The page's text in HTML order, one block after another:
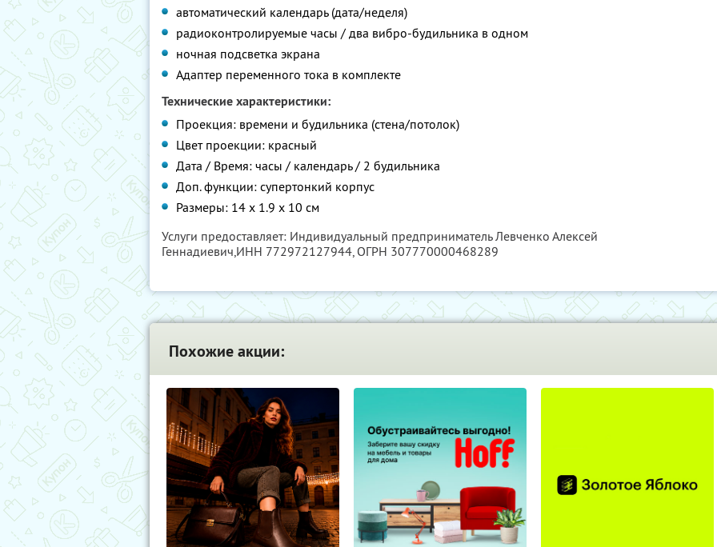
автоматический календарь (дата/неделя)
радиоконтролируемые часы / два вибро-будильника в одном
ночная подсветка экрана
Адаптер переменного тока в комплекте
Технические характеристики:
Проекция: времени и будильника (стена/потолок)
Цвет проекции: красный
Дата / Время: часы / календарь / 2 будильника
Доп. функции: супертонкий корпус
Размеры: 14 х 1.9 х 10 см
Услуги предоставляет: Индивидуальный предприниматель Левченко Алексей
Геннадиевич,ИНН 772972127944, ОГРН 307770000468289
Похожие акции: